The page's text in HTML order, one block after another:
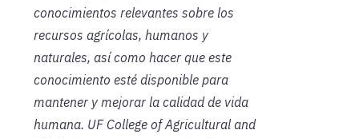
conocimientos relevantes sobre los
recursos agrícolas, humanos y
naturales, así como hacer que este
conocimiento esté disponible para
mantener y mejorar la calidad de vida
humana. UF College of Agricultural and